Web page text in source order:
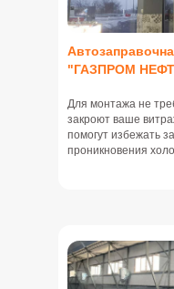
"ГАЗПРОМ
Для монтажа не
закроют ваше
помогут избежать
проникновения